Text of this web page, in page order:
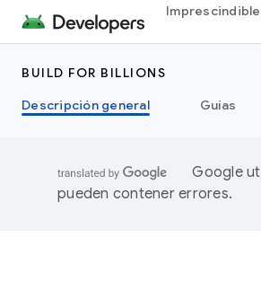
BUILD FOR BILLIONS
Descripción general
Guías
Google
pueden contener errores.